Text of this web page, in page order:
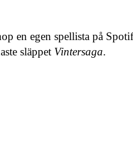
en egen spellista på
släppet Vintersaga.